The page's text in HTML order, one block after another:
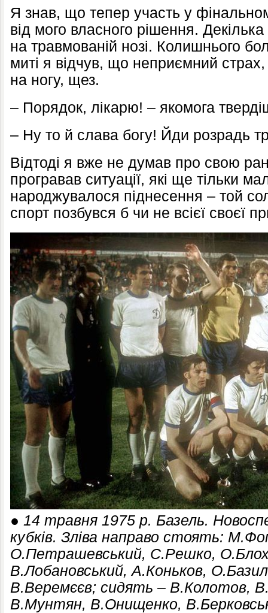
Я знав, що тепер участь у
від мого власного рішення. Декілька
на травмованій нозі. Колишнього
миті я відчув, що неприємний
на ногу, щез.
– Порядок, лікарю! – якомога
– Ну то й слава богу! Йди розрадь
Відтоді я вже не думав про свою
програвав ситуації, які ще тільки
народжувалося піднесення – той
спорт позбувся б чи не всієї своєї
● 14 травня 1975 р. Базель.
кубків. Зліва направо стоять:
О.Петрашевський, С.Решко,
В.Лобановський, А.Коньков,
В.Веремєєв; сидять – В.Колотов,
В.Мунтян, В.Онищенко,